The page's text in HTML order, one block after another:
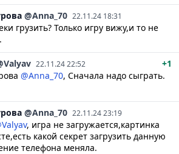
@Anna_70 22.11.24 18:31
грузить? Только игру вижу,и то не
22.11.24 22:52
+1
@Anna_70, Сначала надо сыграть.
@Anna_70 22.11.24 23:19
, игра не загружается,картинка
какой секрет загрузить данную
телефона меняла.